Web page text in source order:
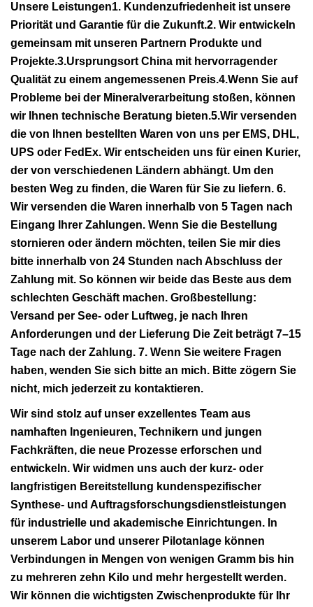
Unsere Leistungen1. Kundenzufriedenheit ist unsere
Priorität und Garantie für die Zukunft.2. Wir entwickeln
gemeinsam mit unseren Partnern Produkte und
Projekte.3.Ursprungsort China mit hervorragender
Qualität zu einem angemessenen Preis.4.Wenn Sie auf
Probleme bei der Mineralverarbeitung stoßen, können
wir Ihnen technische Beratung bieten.5.Wir versenden
die von Ihnen bestellten Waren von uns per EMS, DHL,
UPS oder FedEx. Wir entscheiden uns für einen Kurier,
der von verschiedenen Ländern abhängt. Um den
besten Weg zu finden, die Waren für Sie zu liefern. 6.
Wir versenden die Waren innerhalb von 5 Tagen nach
Eingang Ihrer Zahlungen. Wenn Sie die Bestellung
stornieren oder ändern möchten, teilen Sie mir dies
bitte innerhalb von 24 Stunden nach Abschluss der
Zahlung mit. So können wir beide das Beste aus dem
schlechten Geschäft machen. Großbestellung:
Versand per See- oder Luftweg, je nach Ihren
Anforderungen und der Lieferung Die Zeit beträgt 7–15
Tage nach der Zahlung. 7. Wenn Sie weitere Fragen
haben, wenden Sie sich bitte an mich. Bitte zögern Sie
nicht, mich jederzeit zu kontaktieren.
Wir sind stolz auf unser exzellentes Team aus
namhaften Ingenieuren, Technikern und jungen
Fachkräften, die neue Prozesse erforschen und
entwickeln. Wir widmen uns auch der kurz- oder
langfristigen Bereitstellung kundenspezifischer
Synthese- und Auftragsforschungsdienstleistungen
für industrielle und akademische Einrichtungen. In
unserem Labor und unserer Pilotanlage können
Verbindungen in Mengen von wenigen Gramm bis hin
zu mehreren zehn Kilo und mehr hergestellt werden.
Wir können die wichtigsten Zwischenprodukte für Ihr